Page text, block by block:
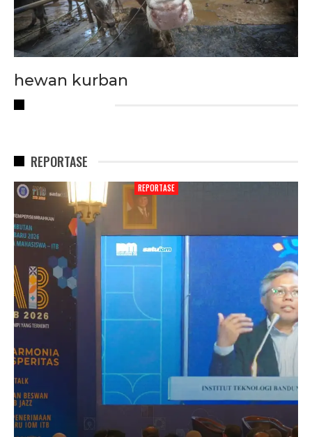
hewan kurban
REPORTASE
REPORTASE